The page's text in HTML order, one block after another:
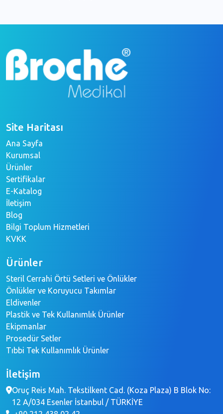
Site Haritası
Ana Sayfa
Kurumsal
Ürünler
Sertifikalar
E-Katalog
İletişim
Blog
Bilgi Toplum Hizmetleri
KVKK
Ürünler
Steril Cerrahi Örtü Setleri ve Önlükler
Önlükler ve Koruyucu Takımlar
Eldivenler
Plastik ve Tek Kullanımlık Ürünler
Ekipmanlar
Prosedür Setler
Tıbbi Tek Kullanımlık Ürünler
İletişim
Oruç Reis Mah. Tekstilkent Cad. (Koza Plaza) B Blok No:
12 A/034 Esenler İstanbul / TÜRKİYE